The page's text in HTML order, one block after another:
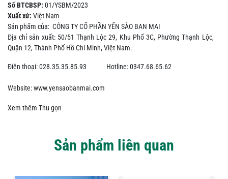
SốBTCBSP: 01/YSBM/2023
Xuất xứ: Việt Nam
Sản phẩm của: CÔNG TY CỔ PHẦN YẾN SÀO BAN MAI
Địa chỉ sản xuất: 50/51 Thạnh Lộc 29, Khu Phố 3C, Phường Thạnh Lộc,
Quận 12, Thành Phố Hồ Chí Minh, Việt Nam.
Điện thoại:028.35.35.85.93 Hotline: 0347.68.65.62
Website: www.yensaobanmai.com
Xem thêm Thu gọn
Sản phẩm liên quan